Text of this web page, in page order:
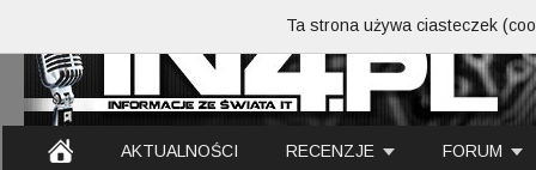
AKTUALNOŚCI RECENZJE FORUM
Ta strona używa ciasteczek